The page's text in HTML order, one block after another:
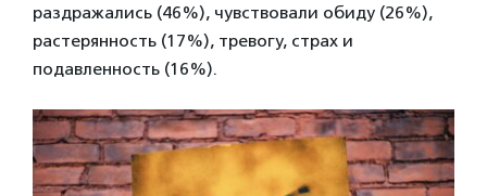
раздражались (46%), чувствовали обиду (26%),
растерянность (17%), тревогу, страх и
подавленность (16%).